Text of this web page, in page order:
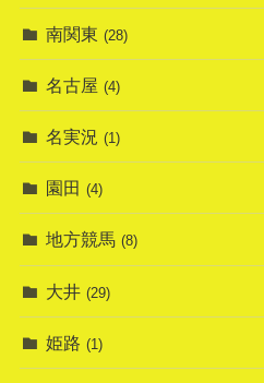
南関東 (28)
名古屋 (4)
名実況 (1)
園田 (4)
地方競馬 (8)
大井 (29)
姫路 (1)